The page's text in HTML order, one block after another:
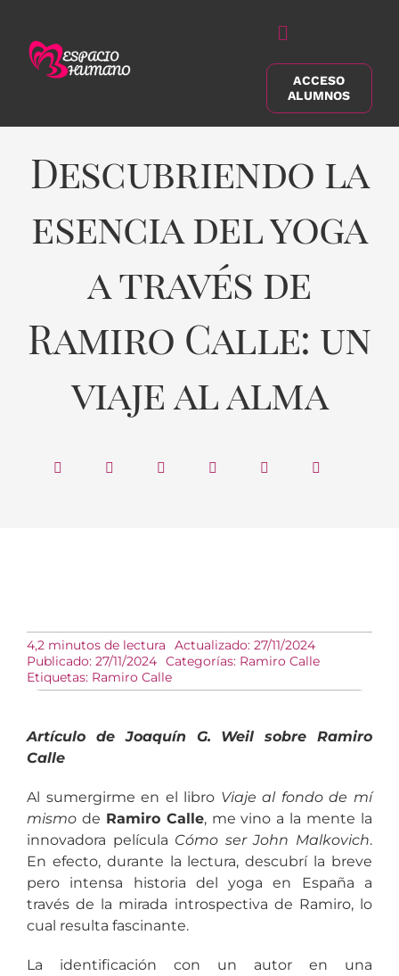
contenido
Alternar
navegación
Buscar:
ACCESO
ALUMNOS
Descubriendo la
esencia del yoga
a través de
Ramiro Calle: un
viaje al alma
4,2 minutos de lectura
Actualizado: 27/11/2024
Publicado: 27/11/2024 Categorías: Ramiro Calle
Etiquetas: Ramiro Calle
Artículo de Joaquín G. Weil sobre Ramiro
Calle
Al sumergirme en el libro Viaje al fondo de mí
mismode Ramiro Calle, me vino a la mente la
innovadora película Cómo ser John Malkovich.
En efecto, durante la lectura, descubrí la breve
pero intensa historia del yoga en España a
través de la mirada introspectiva de Ramiro, lo
cual resulta fascinante.
La identificación con un autor en una